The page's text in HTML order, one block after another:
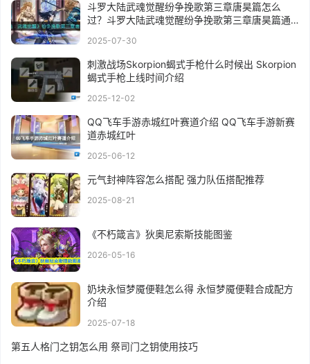
斗罗大陆武魂觉醒纷争挽歌第三章唐昊篇怎么
过？斗罗大陆武魂觉醒纷争挽歌第三章唐昊篇通
2025-07-30
刺激战场Skorpion蝎式手枪什么时候出 Skorpion
蝎式手枪上线时间介绍
2025-12-02
QQ飞车手游赤城红叶赛道介绍 QQ飞车手游新赛
道赤城红叶
2025-06-12
元气封神阵容怎么搭配 强力队伍搭配推荐
2025-08-21
《不朽箴言》狄奥尼索斯技能图鉴
2026-05-16
奶块永恒梦魇便鞋怎么得 永恒梦魇便鞋合成配方
介绍
2025-07-18
第五人格门之钥怎么用 祭司门之钥使用技巧